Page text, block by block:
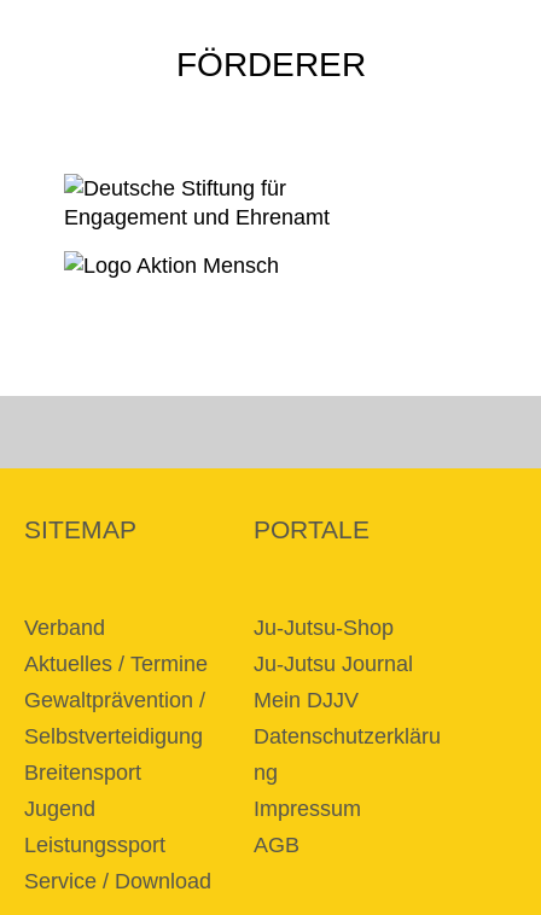
FÖRDERER
SITEMAP
Verband
Aktuelles / Termine
Gewaltprävention /
Selbstverteidigung
Breitensport
Jugend
Leistungssport
Service / Download
PORTALE
Ju-Jutsu-Shop
Ju-Jutsu Journal
Mein DJJV
Datenschutzerkläru
ng
Impressum
AGB